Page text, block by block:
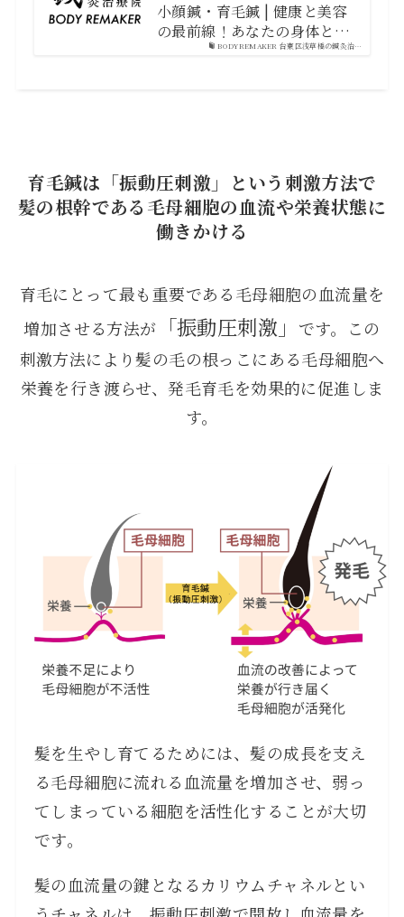
BODYREMAKER 台東区浅草橋の鍼灸治…
小顔鍼・育毛鍼 | 健康と美容
の最前線！あなたの身体と…
育毛鍼は「振動圧刺激」という刺激方法で
髪の根幹である毛母細胞の血流や栄養状態に
働きかける
育毛にとって最も重要である毛母細胞の血流量を
増加させる方法が
「振動圧刺激」
です。この
刺激方法により髪の毛の根っこにある毛母細胞へ
栄養を行き渡らせ、発毛育毛を効果的に促進しま
す。
髪を生やし育てるためには、髪の成長を支え
る毛母細胞に流れる血流量を増加させ、弱っ
てしまっている細胞を活性化することが大切
です。
髪の血流量の鍵となるカリウムチャネルとい